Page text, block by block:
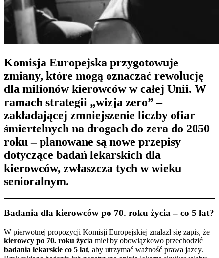
Komisja Europejska przygotowuje
zmiany, które mogą oznaczać rewolucję
dla milionów kierowców w całej Unii. W
ramach strategii „wizja zero” –
zakładającej zmniejszenie liczby ofiar
śmiertelnych na drogach do zera do 2050
roku – planowane są nowe przepisy
dotyczące badań lekarskich dla
kierowców, zwłaszcza tych w wieku
senioralnym.
Badania dla kierowców po 70. roku życia – co 5 lat?
W pierwotnej propozycji Komisji Europejskiej znalazł się zapis, że
kierowcy po 70. roku życia mieliby obowiązkowo przechodzić
badania lekarskie co 5 lat, aby utrzymać ważność prawa jazdy.